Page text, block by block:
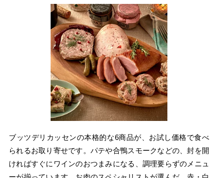
ブッツデリカッセンの本格的な6商品が、お試し価格で食べ
られるお取り寄せです。パテや合鴨スモークなどの、封を開
ければすぐにワインのおつまみになる、調理要らずのメニュ